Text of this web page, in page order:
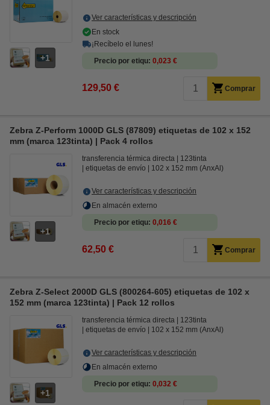
1
Ver características y descripción
En stock
¡Recíbelo el lunes!
Precio por etiqu 0,023 €
129,50 € Comprar
Zebra Z-Perform 1000D GLS (87809) etiquetas de 102 x 152
mm (marca 123tinta) | Pack 4 rollos
1
transferencia térmica directa
123tinta
etiquetas de envío
102 x 152 mm (AnxAl)
Ver características y descripción
En almacén externo
Precio por etiqu 0,016 €
62,50 € Comprar
Zebra Z-Select 2000D GLS (800264-605) etiquetas de 102 x
152 mm (marca 123tinta) | Pack 12 rollos
1
transferencia térmica directa
123tinta
etiquetas de envío
102 x 152 mm (AnxAl)
Ver características y descripción
En almacén externo
Precio por etiqu 0,032 €